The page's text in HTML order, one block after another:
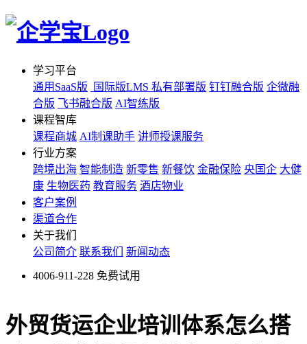
学习平台
通用SaaS版
国际版LMS 私有部署版 钉钉融合版 企微融
合版 飞书融合版 AI智练版
课程智库
课程商城 AI制课助手 讲师授课服务
行业方案
跨境出海 智能制造 新零售 新餐饮 金融保险 央国企 大健
康 生物医药 教育服务 酒店物业
客户案例
渠道合作
关于我们
公司简介 联系我们 新闻动态
4006-911-228 免费试用
外贸货运企业培训体系怎么搭